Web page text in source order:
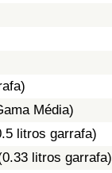
Média)
litros garrafa)
litros garrafa)
(Atual)
por País